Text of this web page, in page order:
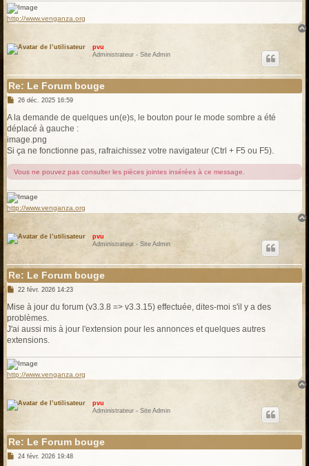
http://www.venganza.org
pvu
Administrateur - Site Admin
Re: Le Forum bouge
M
s
s
a
g
e
26 déc. 2025 16:59
A la demande de quelques un(e)s, le bouton pour le mode sombre a été
déplacé à gauche :
image.png
Si ça ne fonctionne pas, rafraichissez votre navigateur (Ctrl + F5 ou F5).
Vous ne pouvez pas consulter les pièces jointes insérées à ce message.
http://www.venganza.org
pvu
Administrateur - Site Admin
Re: Le Forum bouge
M
s
s
a
g
e
22 févr. 2026 14:23
Mise à jour du forum (v3.3.8 => v3.3.15) effectuée, dites-moi s'il y a des
problèmes.
J'ai aussi mis à jour l'extension pour les annonces et quelques autres
extensions.
http://www.venganza.org
pvu
Administrateur - Site Admin
Re: Le Forum bouge
M24 févr. 2026 19:48